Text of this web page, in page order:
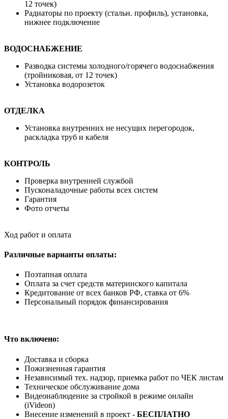
12 точек)
Радиаторы по проекту (стальн. профиль), установка,
нижнее подключение
ВОДОСНАБЖЕНИЕ
Разводка системы холодного/горячего водоснабжения
(тройниковая, от 12 точек)
Установка водорозеток
ОТДЕЛКА
Установка внутренних не несущих перегородок,
раскладка труб и кабеля
КОНТРОЛЬ
Проверка внутренней службой
Пусконаладочные работы всех систем
Гарантия
Фото отчеты
Ход работ и оплата
Различные варианты оплаты:
Поэтапная оплата
Оплата за счет средств материнского капитала
Кредитование от всех банков РФ, ставка от 6%
Персональный порядок финансирования
Что включено:
Доставка и сборка
Пожизненная гарантия
Независимый тех. надзор, приемка работ по ЧЕК листам
Техническое обслуживание дома
Видеонаблюдение за стройкой в режиме онлайн
(iVideon)
Внесение изменений в проект - БЕСПЛАТНО